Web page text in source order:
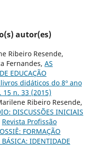
autor(es)
Ribeiro Resende,
Fernandes, AS
EDUCAÇÃO
didáticos do 8º ano
15 n. 33 (2015)
Ribeiro Resende,
DISCUSSÕES INICIAIS
Revista Profissão
FORMAÇÃO
BÁSICA: IDENTIDADE